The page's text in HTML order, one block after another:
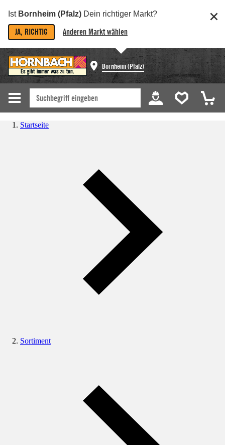
Ist Bornheim (Pfalz) Dein richtiger Markt?
JA, RICHTIG Anderen Markt wählen
Bornheim (Pfalz)
Startseite
Sortiment